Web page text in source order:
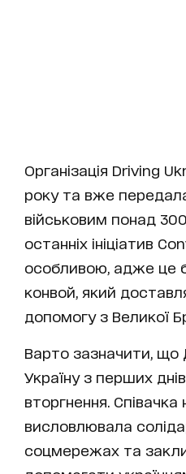
Організація Driving
року та вже
військовим понад
останніх ініціатив
особливою, адже це
конвой, який
допомогу з Великої
Варто зазначити, що
Україну з перших
вторгнення.
висловлювала
соцмережах та